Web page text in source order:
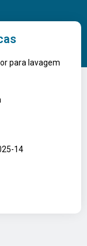
para lavagem
14